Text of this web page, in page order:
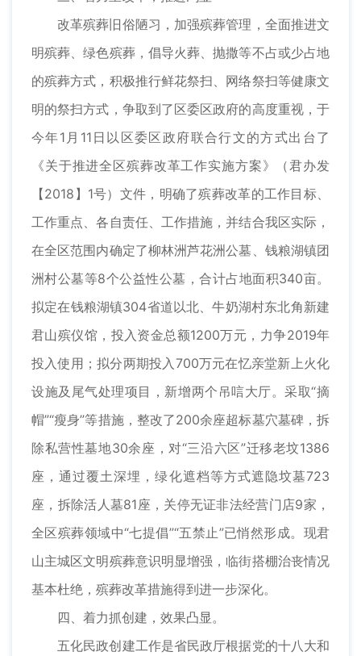
改革殡葬旧俗陋习，加强殡葬管理，全面推进文
明殡葬、绿色殡葬，倡导火葬、抛撒等不占或少占地
的殡葬方式，积极推行鲜花祭扫、网络祭扫等健康文
明的祭扫方式，争取到了区委区政府的高度重视，于
今年1月11日以区委区政府联合行文的方式出台了
《关于推进全区殡葬改革工作实施方案》（君办发
【2018】1号）文件，明确了殡葬改革的工作目标、
工作重点、各自责任、工作措施，并结合我区实际，
在全区范围内确定了柳林洲芦花洲公墓、钱粮湖镇团
洲村公墓等8个公益性公墓，合计占地面积340亩。
拟定在钱粮湖镇304省道以北、牛奶湖村东北角新建
君山殡仪馆，投入资金总额1200万元，力争2019年
投入使用；拟分两期投入700万元在忆亲堂新上火化
设施及尾气处理项目，新增两个吊唁大厅。采取“摘
帽”“瘦身”等措施，整改了200余座超标墓穴墓碑，拆
除私营性墓地30余座，对“三沿六区”迁移老坟1386
座，通过覆土深埋，绿化遮档等方式遮隐坟墓723
座，拆除活人墓81座，关停无证非法经营门店9家，
全区殡葬领域中“七提倡”“五禁止”已悄然形成。现君
山主城区文明殡葬意识明显增强，临街搭棚治丧情况
基本杜绝，殡葬改革措施得到进一步深化。
四、着力抓创建，效果凸显。
五化民政创建工作是省民政厅根据党的十八大和